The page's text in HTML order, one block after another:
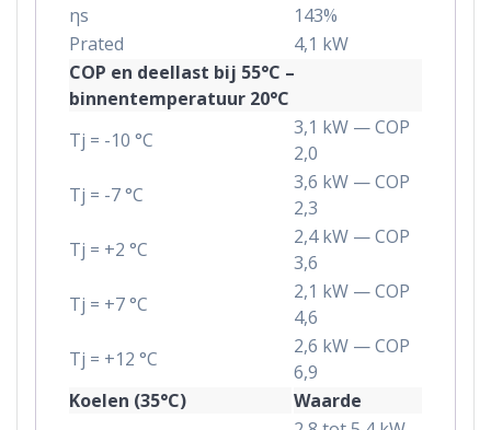
ηs
143%
Prated
4,1 kW
COP en deellast bij 55°C –
binnentemperatuur 20°C
Tj = -10 °C
3,1 kW — COP
2,0
Tj = -7 °C
3,6 kW — COP
2,3
Tj = +2 °C
2,4 kW — COP
3,6
Tj = +7 °C
2,1 kW — COP
4,6
Tj = +12 °C
2,6 kW — COP
6,9
Koelen (35°C)
Waarde